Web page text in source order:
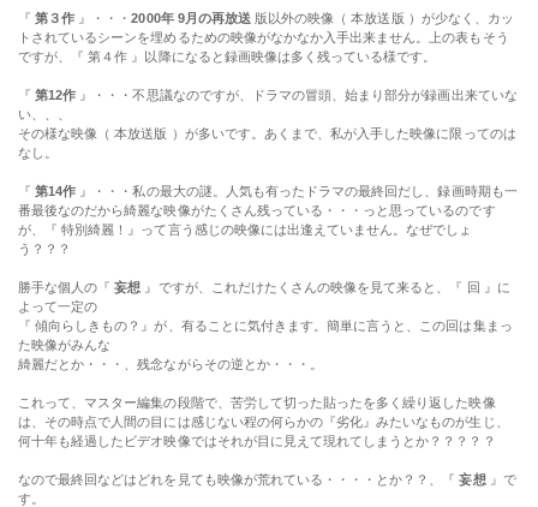
『第３作 』・・・2000年 9月の再放送版以外の映像（ 本放送版 ）が少なく、カッ
トされているシーンを埋めるための映像がなかなか入手出来ません。上の表もそう
ですが、『 第４作 』以降になると録画映像は多く残っている様です。
『第12作 』・・・不思議なのですが、ドラマの冒頭、始まり部分が録画出来ていな
い、、、
その様な映像（ 本放送版 ）が多いです。あくまで、私が入手した映像に限ってのは
なし。
『第14作 』・・・私の最大の謎。人気も有ったドラマの最終回だし、録画時期も一
番最後なのだから綺麗な映像がたくさん残っている・・・っと思っているのです
が、『 特別綺麗！』って言う感じの映像には出逢えていません。なぜでしょ
う？？？
勝手な個人の『妄想 』ですが、これだけたくさんの映像を見て来ると、『 回 』に
よって一定の
『 傾向らしきもの？』が、有ることに気付きます。簡単に言うと、この回は集まっ
た映像がみんな
綺麗だとか・・・、残念ながらその逆とか・・・。
これって、マスター編集の段階で、苦労して切った貼ったを多く繰り返した映像
は、その時点で人間の目には感じない程の何らかの『劣化』みたいなものが生じ、
何十年も経過したビデオ映像ではそれが目に見えて現れてしまうとか？？？？？
なので最終回などはどれを見ても映像が荒れている・・・・とか？？、『妄想』で
す。